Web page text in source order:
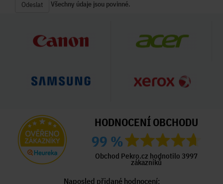
Odeslat Všechny údaje jsou povinné.
HODNOCENÍ OBCHODU
99 %
Obchod Pekro.cz hodnotilo 3997
zákazníků
Naposled přidané hodnocení: